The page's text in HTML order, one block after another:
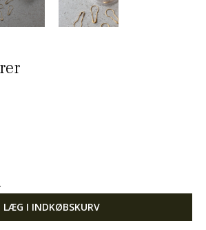
LÆG I INDKØBSKURV